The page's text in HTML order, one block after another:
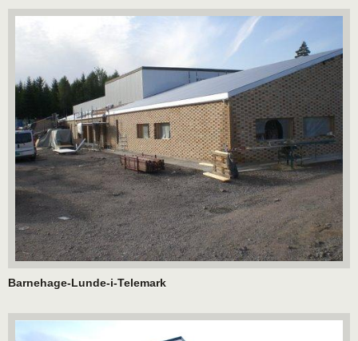
Barnehage-Lunde-i-Telemark